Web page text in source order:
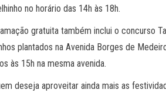
no horário das 14h às 18h.
gratuita também inclui o concurso
plantados na Avenida Borges de
às 15h na mesma avenida.
deseja aproveitar ainda mais as